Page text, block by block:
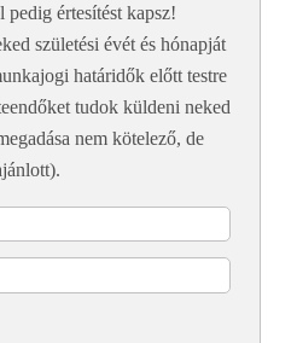
pedig értesítést kapsz!
születési évét és hónapját
határidők előtt testre
tudok küldeni neked
nem kötelező, de